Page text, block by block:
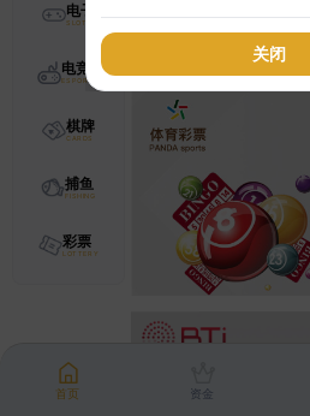
电子
电竞
棋牌
捕鱼
彩票
首页 资金
关闭